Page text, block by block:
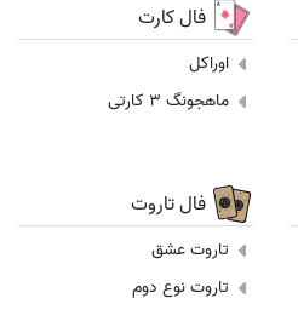
فال کارت
اوراکل
ماهجونگ 3 کارتی
فال تاروت
تاروت عشق
تاروت نوع دوم